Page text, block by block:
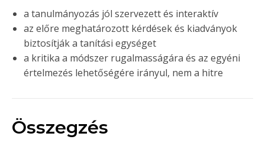
a tanulmányozás jól szervezett és interaktív
az előre meghatározott kérdések és kiadványok
biztosítják a tanítási egységet
a kritika a módszer rugalmasságára és az egyéni
értelmezés lehetőségére irányul, nem a hitre
Összegzés